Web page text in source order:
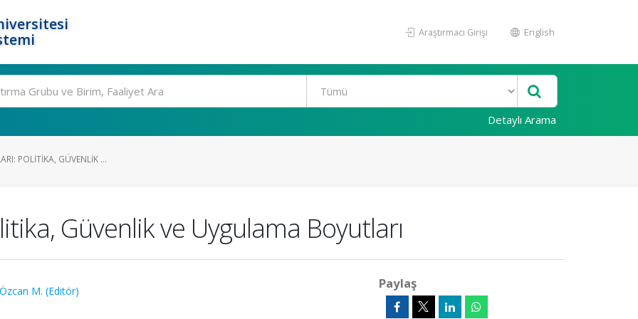
Araştırmacı Girişi English
Detaylı Arama
POLITIKA, GÜVENLIK ...
Güvenlik ve Uygulama Boyutları
Özcan M. (Editör) Paylaş